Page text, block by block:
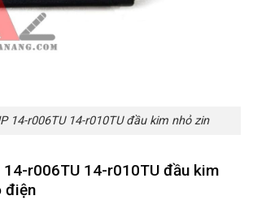
14-r006TU 14-r010TU đầu kim nhỏ zin
14-r006TU 14-r010TU đầu kim
điện